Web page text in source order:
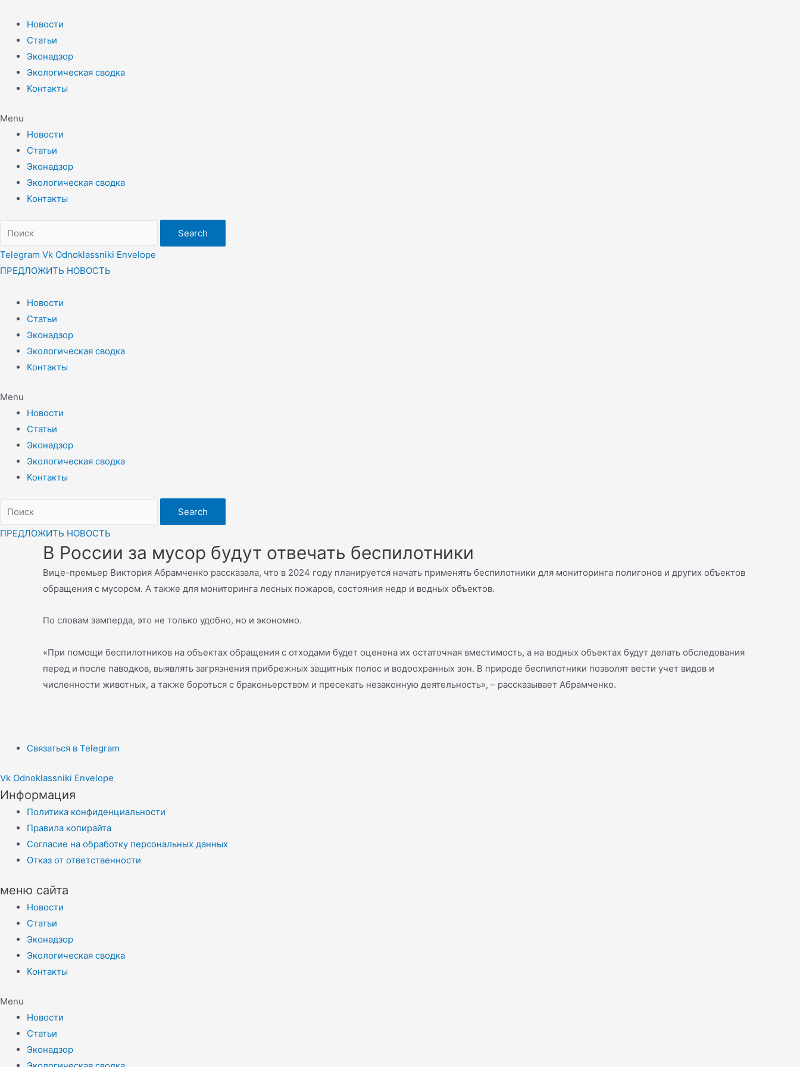
содержимому
Новости
Статьи
Эконадзор
Экологическая сводка
Контакты
Menu
Новости
Статьи
Эконадзор
Экологическая сводка
Контакты
Search
Telegram Vk Odnoklassniki Envelope
ПРЕДЛОЖИТЬ НОВОСТЬ
Новости
Статьи
Эконадзор
Экологическая сводка
Контакты
Menu
Новости
Статьи
Эконадзор
Экологическая сводка
Контакты
Search
ПРЕДЛОЖИТЬ НОВОСТЬ
В России за мусор будут отвечать беспилотники
Вице-премьер Виктория Абрамченко рассказала, что в 2024 году планируется начать применять беспилотники для мониторинга полигонов и других объектов
обращения с мусором. А также для мониторинга лесных пожаров, состояния недр и водных объектов.
По словам замперда, это не только удобно, но и экономно.
«При помощи беспилотников на объектах обращения с отходами будет оценена их остаточная вместимость, а на водных объектах будут делать обследования
перед и после паводков, выявлять загрязнения прибрежных защитных полос и водоохранных зон. В природе беспилотники позволят вести учет видов и
численности животных, а также бороться с браконьерством и пресекать незаконную деятельность», – рассказывает Абрамченко.
Связаться в Telegram
Vk Odnoklassniki Envelope
Информация
Политика конфиденциальности
Правила копирайта
Согласие на обработку персональных данных
Отказ от ответственности
меню сайта
Новости
Статьи
Эконадзор
Экологическая сводка
Контакты
Menu
Новости
Статьи
Эконадзор